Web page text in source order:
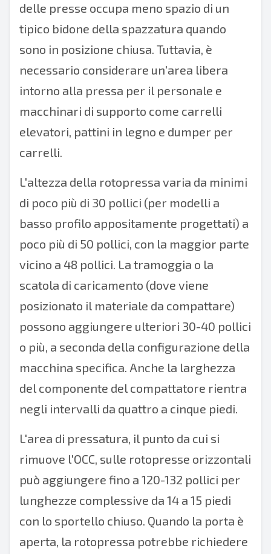
delle presse occupa meno spazio di un
tipico bidone della spazzatura quando
sono in posizione chiusa. Tuttavia, è
necessario considerare un'area libera
intorno alla pressa per il personale e
macchinari di supporto come carrelli
elevatori, pattini in legno e dumper per
carrelli.
L'altezza della rotopressa varia da minimi
di poco più di 30 pollici (per modelli a
basso profilo appositamente progettati) a
poco più di 50 pollici, con la maggior parte
vicino a 48 pollici. La tramoggia o la
scatola di caricamento (dove viene
posizionato il materiale da compattare)
possono aggiungere ulteriori 30-40 pollici
o più, a seconda della configurazione della
macchina specifica. Anche la larghezza
del componente del compattatore rientra
negli intervalli da quattro a cinque piedi.
L'area di pressatura, il punto da cui si
rimuove l'OCC, sulle rotopresse orizzontali
può aggiungere fino a 120-132 pollici per
lunghezze complessive da 14 a 15 piedi
con lo sportello chiuso. Quando la porta è
aperta, la rotopressa potrebbe richiedere